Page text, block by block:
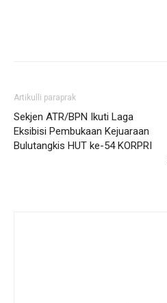
Artikulli paraprak
Sekjen ATR/BPN Ikuti Laga
Eksibisi Pembukaan Kejuaraan
Bulutangkis HUT ke-54 KORPRI